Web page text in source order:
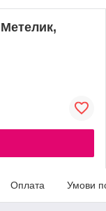
Оплата Умови